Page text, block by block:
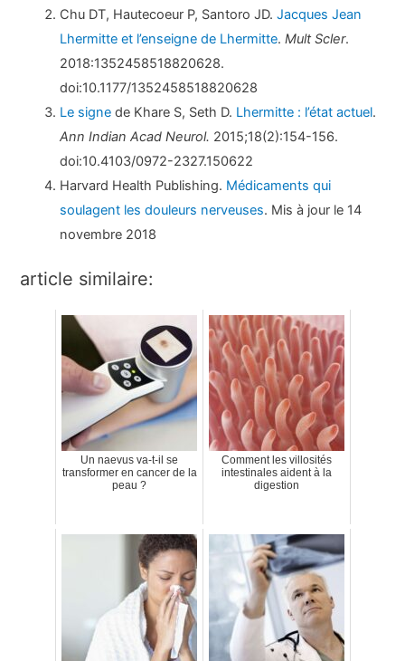
Chu DT, Hautecoeur P, Santoro JD.Jacques Jean
Lhermitte et l’enseigne de Lhermitte.Mult Scler.
2018:1352458518820628.
doi:10.1177/1352458518820628
Le signe de Khare S, Seth D. Lhermitte : l’état actuel.
Ann Indian Acad Neurol. 2015;18(2):154-156.
doi:10.4103/0972-2327.150622
Harvard Health Publishing. Médicaments qui
soulagent les douleurs nerveuses. Mis à jour le 14
novembre 2018
article similaire:
Un naevus va-t-il se
transformer en cancer de la
peau ?
Comment les villosités
intestinales aident à la
digestion